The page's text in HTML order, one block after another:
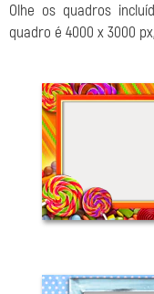
Olhe os quadros
quadro é 4000 x 3000